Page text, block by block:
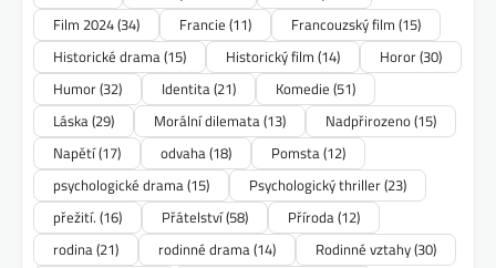
Film 2024(34) Francie (11) Francouzský film (15)
Historické drama(15) Historický film (14) Horor(30)
Humor(32) Identita(21) Komedie (51)
Láska(29) Morální dilemata(13) Nadpřirozeno(15)
Napětí(17) odvaha(18) Pomsta(12)
psychologické drama(15) Psychologický thriller(23)
přežití. (16) Přátelství(58) Příroda(12)
rodina(21) rodinné drama(14) Rodinné vztahy(30)